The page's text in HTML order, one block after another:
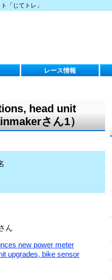
「じてトレ」
レース情報
head unit
さん1）
ん
new power meter
upgrades, bike sensor